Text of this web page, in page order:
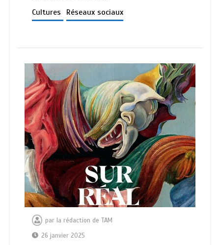
Cultures Réseaux sociaux
par la rédaction de TAM
26 janvier 2025